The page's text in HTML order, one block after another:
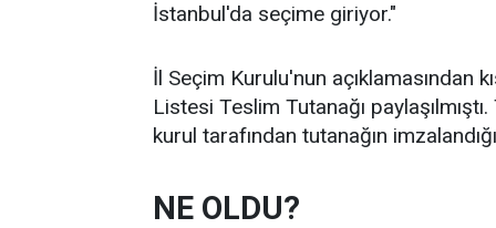
İstanbul'da seçime giriyor."
İl Seçim Kurulu'nun açıklamasından
Listesi Teslim Tutanağı
kurul tarafından tutanağın
NE OLDU?